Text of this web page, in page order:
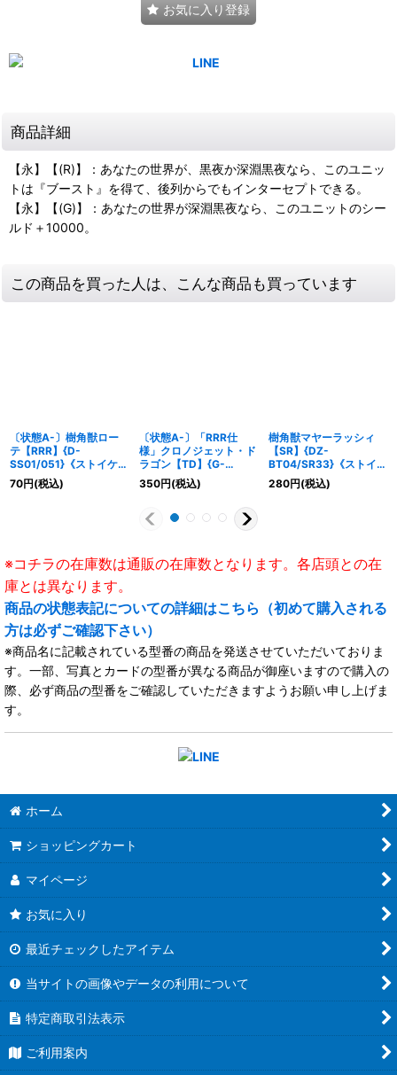
お気に入り登録
商品詳細
【永】【(R)】：あなたの世界が、黒夜か深淵黒夜なら、このユニッ
トは『ブースト』を得て、後列からでもインターセプトできる。
【永】【(G)】：あなたの世界が深淵黒夜なら、このユニットのシー
ルド＋10000。
この商品を買った人は、こんな商品も買っています
〔状態A-〕樹角獣ロー
テ【RRR】{D-
SS01/051}《ストイケイ
ア》
70円(税込)
〔状態A-〕「RRR仕
様」クロノジェット・ド
ラゴン【TD】{G-
TD06/003}《ギアクロ
ニクル》
350円(税込)
樹角獣マヤーラッシィ
【SR】{DZ-
BT04/SR33}《ストイケ
イア》
280円(税込)
※コチラの在庫数は通販の在庫数となります。各店頭との在
庫とは異なります。
商品の状態表記についての詳細はこちら（初めて購入される
方は必ずご確認下さい）
※商品名に記載されている型番の商品を発送させていただいておりま
す。一部、写真とカードの型番が異なる商品が御座いますので購入の
際、必ず商品の型番をご確認していただきますようお願い申し上げま
す。
ホーム
ショッピングカート
マイページ
お気に入り
最近チェックしたアイテム
当サイトの画像やデータの利用について
特定商取引法表示
ご利用案内